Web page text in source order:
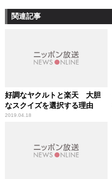
関連記事
好調なヤクルトと楽天 大胆
なスクイズを選択する理由
2019.04.18